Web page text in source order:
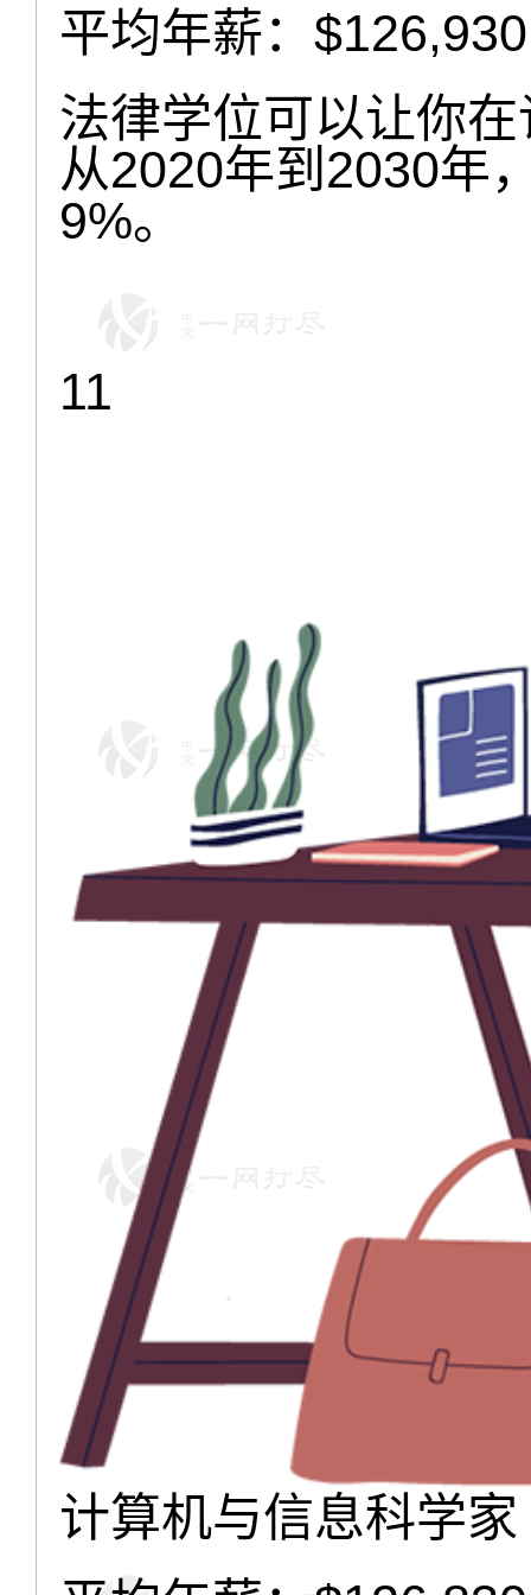
平均年薪：$126,930
法律学位可以让你
从2020年到2030年
9%。
11
计算机与信息科学家